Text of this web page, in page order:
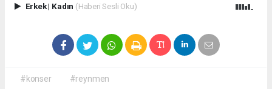
Erkek| Kadın (Haberi Sesli Oku)
#konser #reynmen